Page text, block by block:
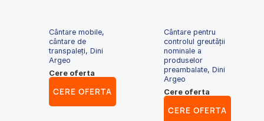
Cântare mobile,
cântare de
transpaleți, Dini
Argeo
Cere oferta
CERE OFERTA
Cântare pentru
controlul greutăţii
nominale a
produselor
preambalate, Dini
Argeo
Cere oferta
CERE OFERTA